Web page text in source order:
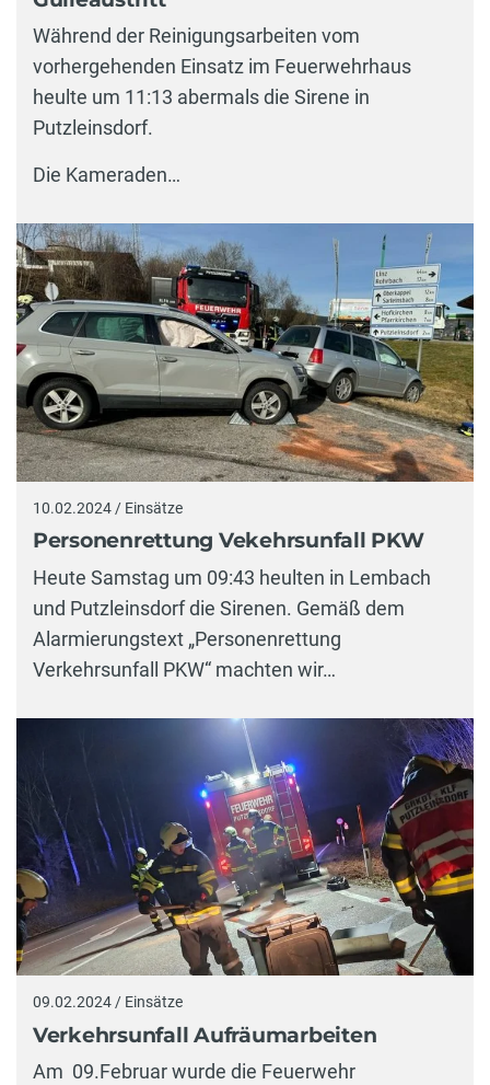
Während der Reinigungsarbeiten vom
vorhergehenden Einsatz im Feuerwehrhaus
heulte um 11:13 abermals die Sirene in
Putzleinsdorf.
Die Kameraden…
10.02.2024 / Einsätze
Personenrettung Vekehrsunfall PKW
Heute Samstag um 09:43 heulten in Lembach
und Putzleinsdorf die Sirenen. Gemäß dem
Alarmierungstext „Personenrettung
Verkehrsunfall PKW“ machten wir…
09.02.2024 / Einsätze
Verkehrsunfall Aufräumarbeiten
Am 09.Februar wurde die Feuerwehr